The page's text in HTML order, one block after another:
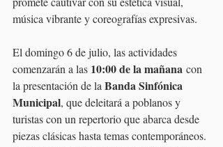
música vibrante y coreografías expresivas.
El domingo 6 de julio, las actividades
comenzarán a las 10:00 de la mañana con
la presentación de la Banda Sinfónica
Municipal, que deleitará a poblanos y
turistas con un repertorio que abarca desde
piezas clásicas hasta temas contemporáneos.